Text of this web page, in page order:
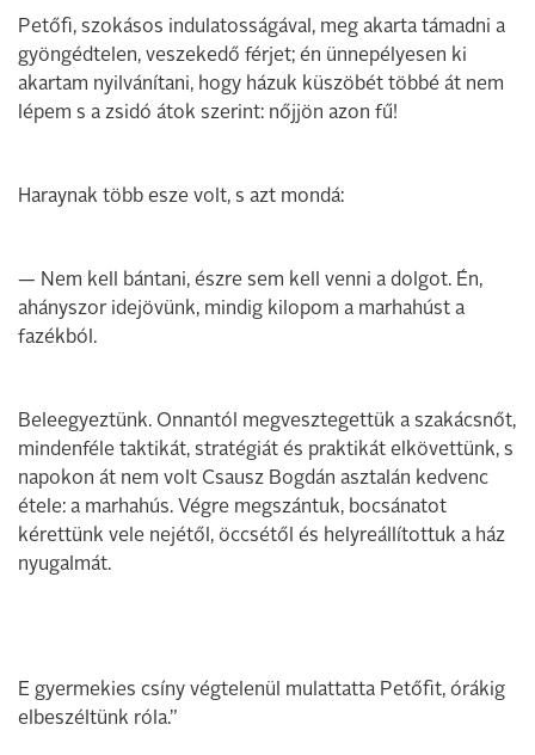
Petőfi, szokásos indulatosságával, meg akarta támadni a
gyöngédtelen, veszekedő férjet; én ünnepélyesen ki
akartam nyilvánítani, hogy házuk küszöbét többé át nem
lépem s a zsidó átok szerint: nőjjön azon fű!
Haraynak több esze volt, s azt mondá:
— Nem kell bántani, észre sem kell venni a dolgot. Én,
ahányszor idejövünk, mindig kilopom a marhahúst a
fazékból.
Beleegyeztünk. Onnantól megvesztegettük a szakácsnőt,
mindenféle taktikát, stratégiát és praktikát elkövettünk, s
napokon át nem volt Csausz Bogdán asztalán kedvenc
étele: a marhahús. Végre megszántuk, bocsánatot
kérettünk vele nejétől, öccsétől és helyreállítottuk a ház
nyugalmát.
E gyermekies csíny végtelenül mulattatta Petőfit, órákig
elbeszéltünk róla.”